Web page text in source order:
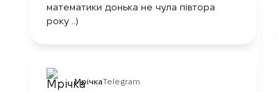
математики донька не чула півтора
року ..)
МрічкаTelegram